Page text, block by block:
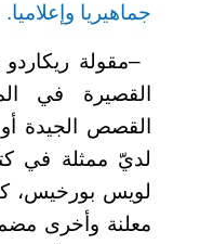
جماهيريا وإعلاميا.
–مقولة
القصيرة في
القصص الجيدة
لديّ ممثلة في
لويس بورخيس،
معلنة وأخرى